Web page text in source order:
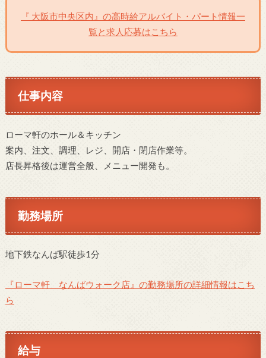
『 大阪市中央区内』の高時給アルバイト・パート情報一
覧と求人応募はこちら
仕事内容
ローマ軒のホール＆キッチン
案内、注文、調理、レジ、開店・閉店作業等。
店長昇格後は運営全般、メニュー開発も。
勤務場所
地下鉄なんば駅徒歩1分
『ローマ軒 なんばウォーク店』の勤務場所の詳細情報はこち
ら
給与